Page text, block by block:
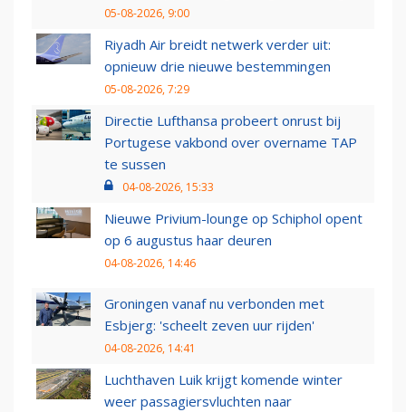
05-08-2026, 9:00
Riyadh Air breidt netwerk verder uit:
opnieuw drie nieuwe bestemmingen
05-08-2026, 7:29
Directie Lufthansa probeert onrust bij
Portugese vakbond over overname TAP
te sussen
04-08-2026, 15:33
Nieuwe Privium-lounge op Schiphol opent
op 6 augustus haar deuren
04-08-2026, 14:46
Groningen vanaf nu verbonden met
Esbjerg: 'scheelt zeven uur rijden'
04-08-2026, 14:41
Luchthaven Luik krijgt komende winter
weer passagiersvluchten naar